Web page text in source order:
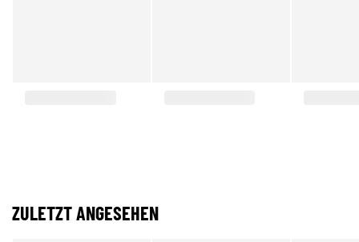
ZULETZT ANGESEHEN